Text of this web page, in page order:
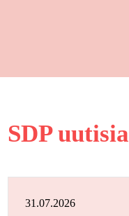
SDP uutisia
31.07.2026